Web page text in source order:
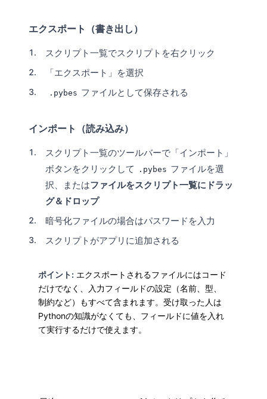
エクスポート（書き出し）
スクリプト一覧でスクリプトを右クリック
「エクスポート」を選択
.pybes ファイルとして保存される
インポート（読み込み）
スクリプト一覧のツールバーで「インポート」
ボタンをクリックして
.pybes ファイルを選
択、またはファイルをスクリプト一覧にドラッ
グ＆ドロップ
暗号化ファイルの場合はパスワードを入力
スクリプトがアプリに追加される
ポイント: エクスポートされるファイルにはコード
だけでなく、入力フィールドの設定（名前、型、
制約など）もすべて含まれます。受け取った人は
Pythonの知識がなくても、フィールドに値を入れ
て実行するだけで使えます。